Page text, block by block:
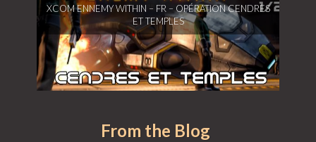
XCOM ENNEMY WITHIN – FR – OPÉRATION CENDRES
ET TEMPLES
XCOM Ennemy Within – FR – Opération Cendres
et Temples
From the Blog